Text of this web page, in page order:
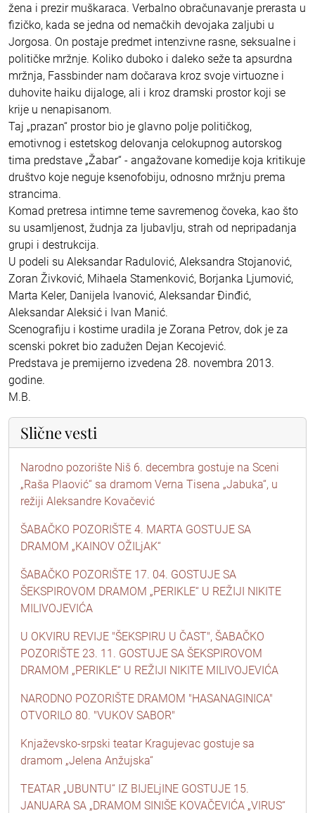
žena i prezir muškaraca. Verbalno obračunavanje prerasta u
fizičko, kada se jedna od nemačkih devojaka zaljubi u
Jorgosa. On postaje predmet intenzivne rasne, seksualne i
političke mržnje. Koliko duboko i daleko seže ta apsurdna
mržnja, Fassbinder nam dočarava kroz svoje virtuozne i
duhovite haiku dijaloge, ali i kroz dramski prostor koji se
krije u nenapisanom.
Taj „prazan“ prostor bio je glavno polje političkog,
emotivnog i estetskog delovanja celokupnog autorskog
tima predstave „Žabar“ - angažovane komedije koja kritikuje
društvo koje neguje ksenofobiju, odnosno mržnju prema
strancima.
Komad pretresa intimne teme savremenog čoveka, kao što
su usamljenost, žudnja za ljubavlju, strah od nepripadanja
grupi i destrukcija.
U podeli su Aleksandar Radulović, Aleksandra Stojanović,
Zoran Živković, Mihaela Stamenković, Borjanka Ljumović,
Marta Keler, Danijela Ivanović, Aleksandar Đinđić,
Aleksandar Aleksić i Ivan Manić.
Scenografiju i kostime uradila je Zorana Petrov, dok je za
scenski pokret bio zadužen Dejan Kecojević.
Predstava je premijerno izvedena 28. novembra 2013.
godine.
M.B.
Slične vesti
Narodno pozorište Niš 6. decembra gostuje na Sceni
„Raša Plaović“ sa dramom Verna Tisena „Jabuka“, u
režiji Aleksandre Kovačević
ŠABAČKO POZORIŠTE 4. MARTA GOSTUJE SA
DRAMOM „KAINOV OŽILjAK“
ŠABAČKO POZORIŠTE 17. 04. GOSTUJE SA
ŠEKSPIROVOM DRAMOM „PERIKLE“ U REŽIJI NIKITE
MILIVOJEVIĆA
U OKVIRU REVIJE "ŠEKSPIRU U ČAST", ŠABAČKO
POZORIŠTE 23. 11. GOSTUJE SA ŠEKSPIROVOM
DRAMOM „PERIKLE“ U REŽIJI NIKITE MILIVOJEVIĆA
NARODNO POZORIŠTE DRAMOM "HASANAGINICA"
OTVORILO 80. "VUKOV SABOR"
Knjaževsko-srpski teatar Kragujevac gostuje sa
dramom „Jelena Anžujska“
TEATAR „UBUNTU“ IZ BIJELjINE GOSTUJE 15.
JANUARA SA „DRAMOM SINIŠE KOVAČEVIĆA „VIRUS“